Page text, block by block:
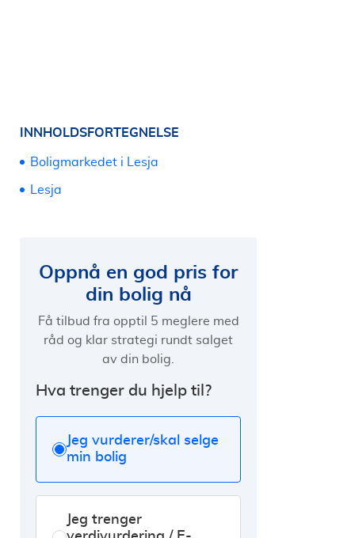
INNHOLDSFORTEGNELSE
Boligmarkedet i Lesja
Lesja
Oppnå en god pris for
din bolig nå
Få tilbud fra opptil 5 meglere med
råd og klar strategi rundt salget
av din bolig.
Hva trenger du hjelp til?
Jeg vurderer/skal selge
min bolig
Jeg trenger